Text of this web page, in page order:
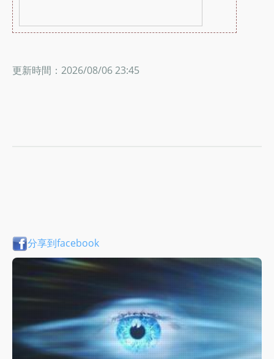
更新時間：2026/08/06 23:45
分享到facebook